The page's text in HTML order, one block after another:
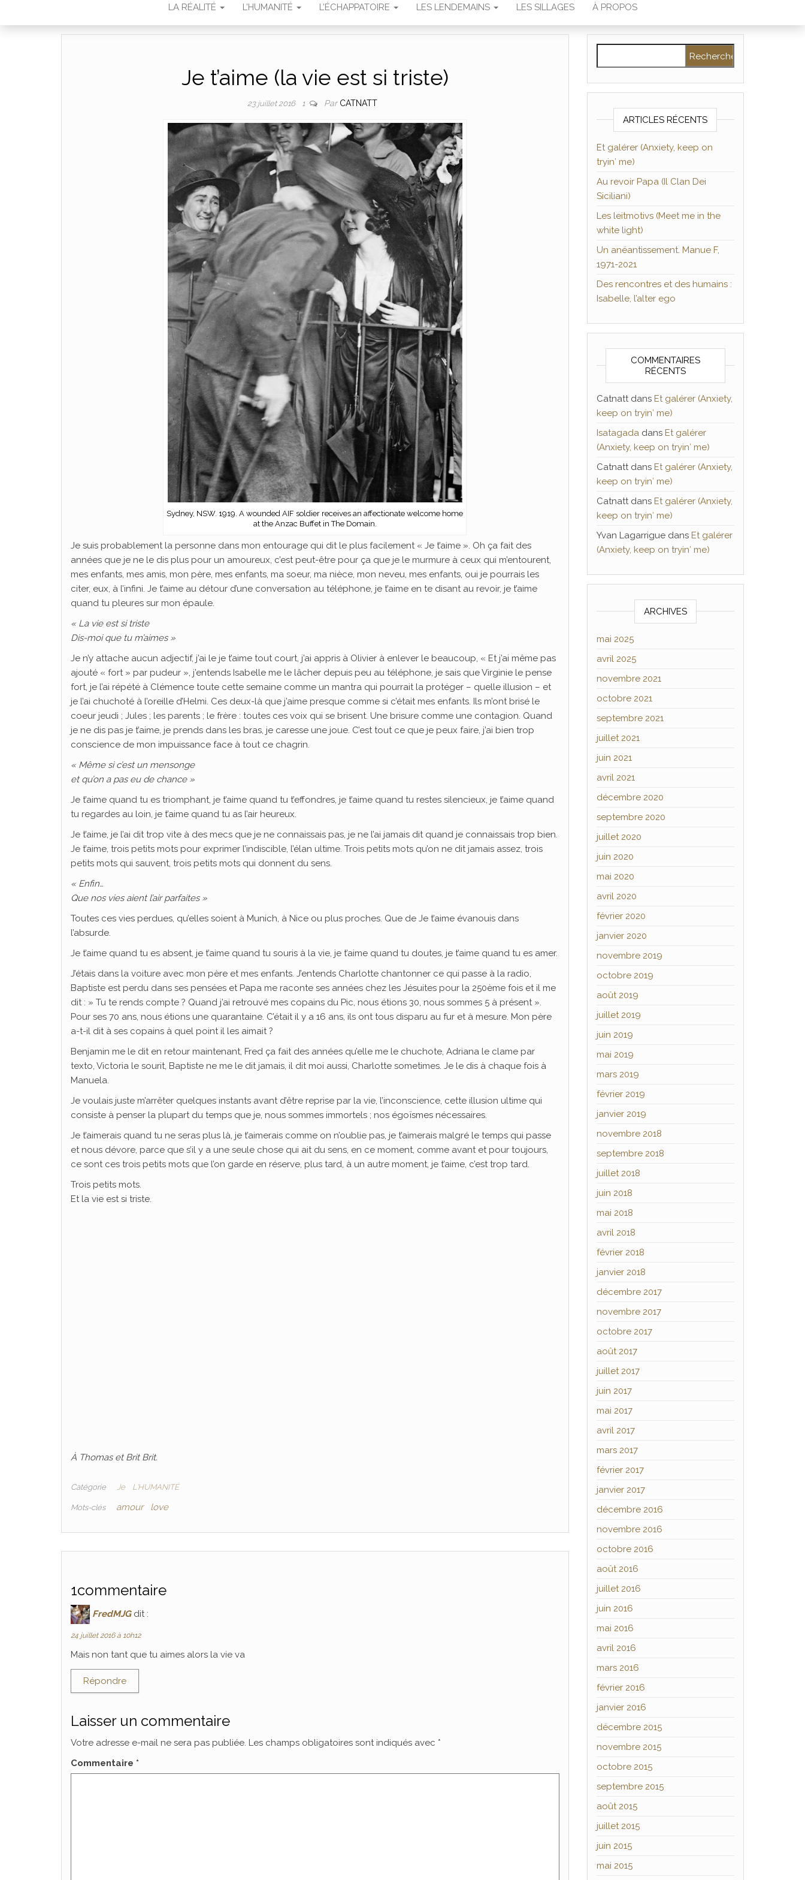
LA RÉALITÉ L’HUMANITÉ L’ÉCHAPPATOIRE LES LENDEMAINS LES SILLAGES À PROPOS
Je t’aime (la vie est si triste)
23 juillet 2016 1 Par CATNATT
Sydney, NSW. 1919. A wounded AIF soldier receives an affectionate welcome home
at the Anzac Buffet in The Domain.
Je suis probablement la personne dans mon entourage qui dit le plus facilement « Je t’aime ». Oh ça fait des
années que je ne le dis plus pour un amoureux, c’est peut-être pour ça que je le murmure à ceux qui m’entourent,
mes enfants, mes amis, mon père, mes enfants, ma soeur, ma nièce, mon neveu, mes enfants, oui je pourrais les
citer, eux, à l’infini. Je t’aime au détour d’une conversation au téléphone, je t’aime en te disant au revoir, je t’aime
quand tu pleures sur mon épaule.
« La vie est si triste
Dis-moi que tu m’aimes »
Je n’y attache aucun adjectif, j’ai le je t’aime tout court, j’ai appris à Olivier à enlever le beaucoup, « Et j’ai même pas
ajouté « fort » par pudeur », j’entends Isabelle me le lâcher depuis peu au téléphone, je sais que Virginie le pense
fort, je l’ai répété à Clémence toute cette semaine comme un mantra qui pourrait la protéger – quelle illusion – et
je l’ai chuchoté à l’oreille d’Helmi. Ces deux-là que j’aime presque comme si c’était mes enfants. Ils m’ont brisé le
coeur jeudi ; Jules ; les parents ; le frère : toutes ces voix qui se brisent. Une brisure comme une contagion. Quand
je ne dis pas je t’aime, je prends dans les bras, je caresse une joue. C’est tout ce que je peux faire, j’ai bien trop
conscience de mon impuissance face à tout ce chagrin.
« Même si c’est un mensonge
et qu’on a pas eu de chance »
Je t’aime quand tu es triomphant, je t’aime quand tu t’effondres, je t’aime quand tu restes silencieux, je t’aime quand
tu regardes au loin, je t’aime quand tu as l’air heureux.
Je t’aime, je l’ai dit trop vite à des mecs que je ne connaissais pas, je ne l’ai jamais dit quand je connaissais trop bien.
Je t’aime, trois petits mots pour exprimer l’indiscible, l’élan ultime. Trois petits mots qu’on ne dit jamais assez, trois
petits mots qui sauvent, trois petits mots qui donnent du sens.
« Enfin…
Que nos vies aient l’air parfaites »
Toutes ces vies perdues, qu’elles soient à Munich, à Nice ou plus proches. Que de Je t’aime évanouis dans
l’absurde.
Je t’aime quand tu es absent, je t’aime quand tu souris à la vie, je t’aime quand tu doutes, je t’aime quand tu es amer.
J’étais dans la voiture avec mon père et mes enfants. J’entends Charlotte chantonner ce qui passe à la radio,
Baptiste est perdu dans ses pensées et Papa me raconte ses années chez les Jésuites pour la 250ème fois et il me
dit : » Tu te rends compte ? Quand j’ai retrouvé mes copains du Pic, nous étions 30, nous sommes 5 à présent ».
Pour ses 70 ans, nous étions une quarantaine. C’était il y a 16 ans, ils ont tous disparu au fur et à mesure. Mon père
a-t-il dit à ses copains à quel point il les aimait ?
Benjamin me le dit en retour maintenant, Fred ça fait des années qu’elle me le chuchote, Adriana le clame par
texto, Victoria le sourit, Baptiste ne me le dit jamais, il dit moi aussi, Charlotte sometimes. Je le dis à chaque fois à
Manuela.
Je voulais juste m’arrêter quelques instants avant d’être reprise par la vie, l’inconscience, cette illusion ultime qui
consiste à penser la plupart du temps que je, nous sommes immortels ; nos égoïsmes nécessaires.
Je t’aimerais quand tu ne seras plus là, je t’aimerais comme on n’oublie pas, je t’aimerais malgré le temps qui passe
et nous dévore, parce que s’il y a une seule chose qui ait du sens, en ce moment, comme avant et pour toujours,
ce sont ces trois petits mots que l’on garde en réserve, plus tard, à un autre moment, je t’aime, c’est trop tard.
Trois petits mots.
Et la vie est si triste.
À Thomas et Brit Brit.
Catégorie Je L'HUMANITÉ
Mots-clés amour love
1commentaire
FredMJG dit :
24 juillet 2016 à 10h12
Mais non tant que tu aimes alors la vie va
Répondre
Laisser un commentaire
Votre adresse e-mail ne sera pas publiée. Les champs obligatoires sont indiqués avec *
Commentaire *
ARTICLES RÉCENTS
Et galérer (Anxiety, keep on
tryin′ me)
Au revoir Papa (Il Clan Dei
Siciliani)
Les leitmotivs (Meet me in the
white light)
Un anéantissement. Manue F,
1971-2021
Des rencontres et des humains :
Isabelle, l’alter ego
COMMENTAIRES
RÉCENTS
Catnattdans Et galérer (Anxiety,
keep on tryin′ me)
Isatagadadans Et galérer
(Anxiety, keep on tryin′ me)
Catnattdans Et galérer (Anxiety,
keep on tryin′ me)
Catnattdans Et galérer (Anxiety,
keep on tryin′ me)
Yvan Lagarriguedans Et galérer
(Anxiety, keep on tryin′ me)
ARCHIVES
mai 2025
avril 2025
novembre 2021
octobre 2021
septembre 2021
juillet 2021
juin 2021
avril 2021
décembre 2020
septembre 2020
juillet 2020
juin 2020
mai 2020
avril 2020
février 2020
janvier 2020
novembre 2019
octobre 2019
août 2019
juillet 2019
juin 2019
mai 2019
mars 2019
février 2019
janvier 2019
novembre 2018
septembre 2018
juillet 2018
juin 2018
mai 2018
avril 2018
février 2018
janvier 2018
décembre 2017
novembre 2017
octobre 2017
août 2017
juillet 2017
juin 2017
mai 2017
avril 2017
mars 2017
février 2017
janvier 2017
décembre 2016
novembre 2016
octobre 2016
août 2016
juillet 2016
juin 2016
mai 2016
avril 2016
mars 2016
février 2016
janvier 2016
décembre 2015
novembre 2015
octobre 2015
septembre 2015
août 2015
juillet 2015
juin 2015
mai 2015